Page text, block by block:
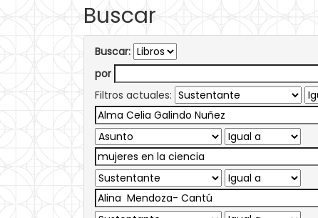
Buscar
Buscar:
por
Filtros actuales: